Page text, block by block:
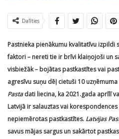
Dalīties
Pastnieka pienākumu kvalitatīvu
faktori – nereti tie ir brīvi klaiņojoši un
visbiežāk – bojātas pastkastītes vai
agresīvu suņu dēļ cietuši 10
Pastadati liecina, ka 2021.gada aprīlī
Latvijā ir salauztas vai
nepiemērotas pastkastītes. Latvijas
savus mājas sargus un sakārtot